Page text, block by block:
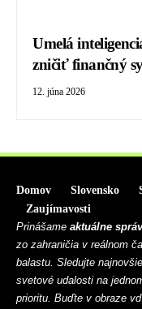
Umelá
zničiť finančný
12. júna 2026
Domov Slovensko
Zaujímavosti
Prinášame aktuálne
zo zahraničia v reálnom
balastu. Sledujte
svetové udalosti na
prioritu. Buďte v obraze